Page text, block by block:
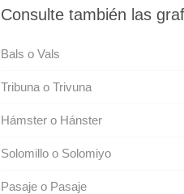
Consulte también las
Bals o Vals
Tribuna o Trivuna
Hámster o Hánster
Solomillo o Solomiyo
Pasaje o Pasaje